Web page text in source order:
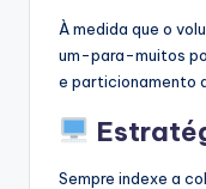
À medida que o
um-para-muitos
e particionamento
Sempre indexe a